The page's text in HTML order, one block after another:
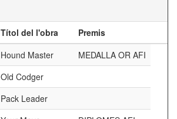
Títol del l'obra
Premis
Hound Master
MEDALLA OR AFI
Old Codger
Pack Leader